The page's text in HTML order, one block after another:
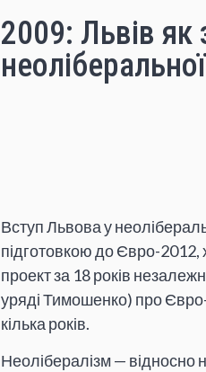
2009: Львів як
Вступ Львова у
підготовкою до Євро-2012,
проект за 18 років
уряді Тимошенко) про
кілька років.
Неолібералізм — відносно